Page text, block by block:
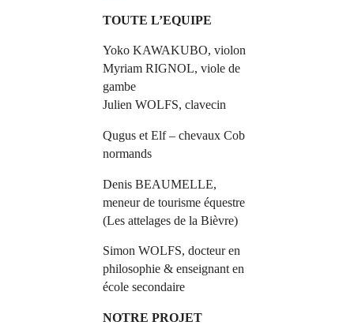
TOUTE L’EQUIPE
Yoko KAWAKUBO, violon
Myriam RIGNOL, viole de
gambe
Julien WOLFS, clavecin
Qugus et Elf – chevaux Cob
normands
Denis BEAUMELLE,
meneur de tourisme équestre
(Les attelages de la Bièvre)
Simon WOLFS, docteur en
philosophie & enseignant en
école secondaire
NOTRE PROJET